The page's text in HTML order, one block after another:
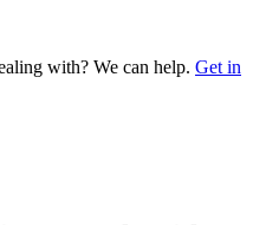
with? We can help. Get in